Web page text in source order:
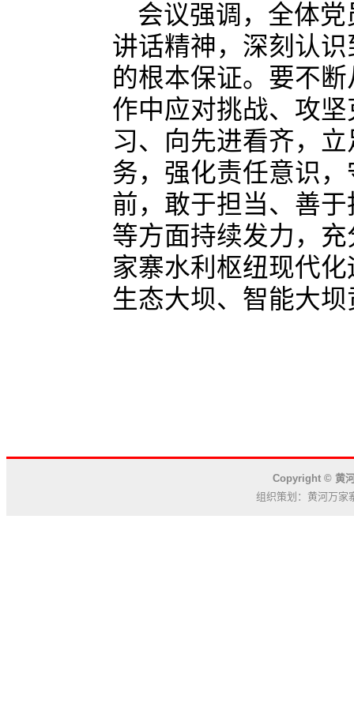
会议强调，全体
讲话精神，深刻认
的根本保证。要不
作中应对挑战、攻
习、向先进看齐，
务，强化责任意识
前，敢于担当、善
等方面持续发力，
家寨水利枢纽现代
生态大坝、智能大
Copyright © 黄
组织策划：黄河万